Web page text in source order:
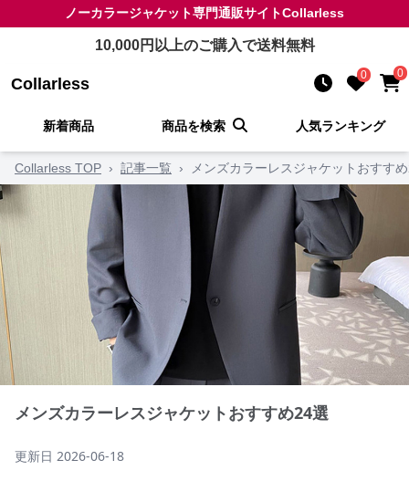
ノーカラージャケット専門通販サイトCollarless
10,000円以上のご購入で送料無料
Collarless 0 0
新着商品 商品を検索 人気ランキング
Collarless TOP › 記事一覧 › メンズカラーレスジャケットおすす
メンズカラーレスジャケットおすすめ24選
更新日 2026-06-18